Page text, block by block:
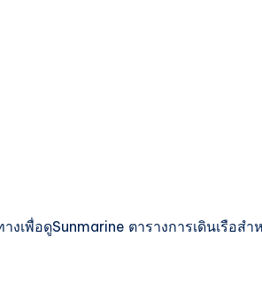
เพื่อดูSunmarine ตารางการเดินเรือสำ